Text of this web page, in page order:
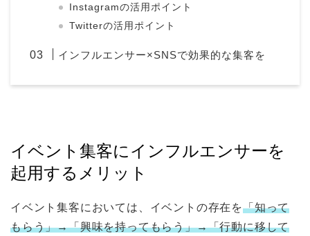
Instagramの活用ポイント
Twitterの活用ポイント
インフルエンサー×SNSで効果的な集客を
イベント集客にインフルエンサーを
起用するメリット
イベント集客においては、イベントの存在を「知って
もらう」→「興味を持ってもらう」→「行動に移して